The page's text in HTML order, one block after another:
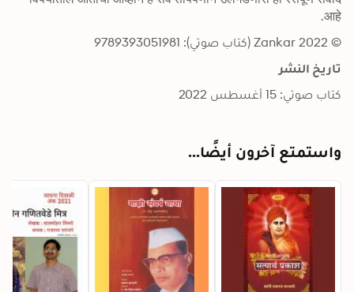
आहे.
© 2022 Zankar (كتاب صوتي): 9789393051981
تاريخ النشر
كتاب صوتي: 15 أغسطس 2022
واستمتع آخرون أيضًا...